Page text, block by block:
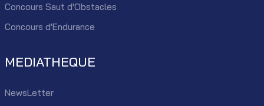
Concours Saut d'Obstacles
Concours d'Endurance
MEDIATHEQUE
NewsLetter